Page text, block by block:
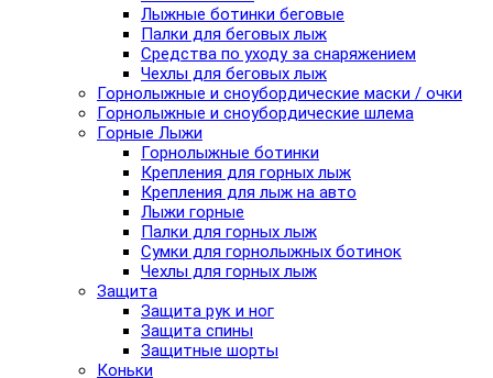
Лыжные ботинки беговые
Палки для беговых лыж
Средства по уходу за снаряжением
Чехлы для беговых лыж
Горнолыжные и сноубордические маски / очки
Горнолыжные и сноубордические шлема
Горные Лыжи
Горнолыжные ботинки
Крепления для горных лыж
Крепления для лыж на авто
Лыжи горные
Палки для горных лыж
Сумки для горнолыжных ботинок
Чехлы для горных лыж
Защита
Защита рук и ног
Защита спины
Защитные шорты
Коньки